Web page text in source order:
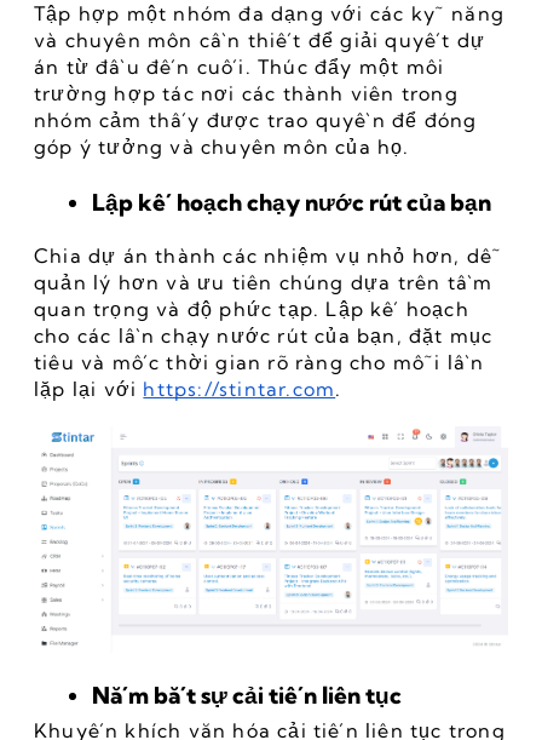
Tập hợp một nhóm đa dạng với các kỹ năng
và chuyên môn cần thiết để giải quyết dự
án từ đầu đến cuối. Thúc đẩy một môi
trường hợp tác nơi các thành viên trong
nhóm cảm thấy được trao quyền để đóng
góp ý tưởng và chuyên môn của họ.
Lập kế hoạch chạy nước rút của bạn
Chia dự án thành các nhiệm vụ nhỏ hơn, dễ
quản lý hơn và ưu tiên chúng dựa trên tầm
quan trọng và độ phức tạp. Lập kế hoạch
cho các lần chạy nước rút của bạn, đặt mục
tiêu và mốc thời gian rõ ràng cho mỗi lần
lặp lại với https://stintar.com.
Nắm bắt sự cải tiến liên tục
Khuyến khích văn hóa cải tiến liên tục trong